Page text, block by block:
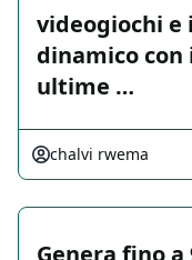
videogiochi
dinamico con
ultime …
chalvi rwema